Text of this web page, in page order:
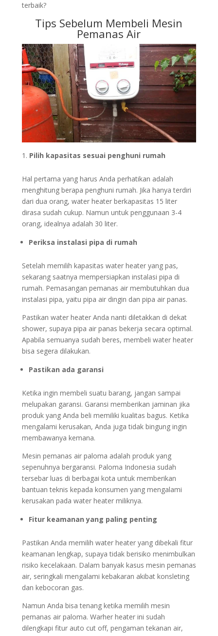
terbaik?
Tips Sebelum Membeli Mesin
Pemanas Air
Pilih kapasitas sesuai penghuni rumah
Hal pertama yang harus Anda perhatikan adalah
menghitung berapa penghuni rumah. Jika hanya terdiri
dari dua orang, water heater berkapasitas 15 liter
dirasa sudah cukup. Namun untuk penggunaan 3-4
orang, idealnya adalah 30 liter.
Periksa instalasi pipa di rumah
Setelah memilih kapasitas water heater yang pas,
sekarang saatnya mempersiapkan instalasi pipa di
rumah. Pemasangan pemanas air membutuhkan dua
instalasi pipa, yaitu pipa air dingin dan pipa air panas.
Pastikan water heater Anda nanti diletakkan di dekat
shower, supaya pipa air panas bekerja secara optimal.
Apabila semuanya sudah beres, membeli water heater
bisa segera dilakukan.
Pastikan ada garansi
Ketika ingin membeli suatu barang, jangan sampai
melupakan garansi. Garansi memberikan jaminan jika
produk yang Anda beli memiliki kualitas bagus. Ketika
mengalami kerusakan, Anda juga tidak bingung ingin
membawanya kemana.
Mesin pemanas air paloma adalah produk yang
sepenuhnya bergaransi. Paloma Indonesia sudah
tersebar luas di berbagai kota untuk memberikan
bantuan teknis kepada konsumen yang mengalami
kerusakan pada water heater miliknya.
Fitur keamanan yang paling penting
Pastikan Anda memilih water heater yang dibekali fitur
keamanan lengkap, supaya tidak berisiko menimbulkan
risiko kecelakaan. Dalam banyak kasus mesin pemanas
air, seringkali mengalami kebakaran akibat konsleting
dan kebocoran gas.
Namun Anda bisa tenang ketika memilih mesin
pemanas air paloma. Warher heater ini sudah
dilengkapi fitur auto cut off, pengaman tekanan air,